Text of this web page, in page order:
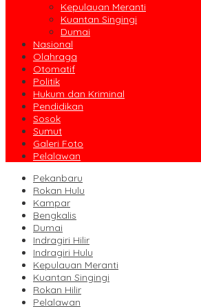
Kepulauan Meranti
Kuantan Singingi
Dumai
Nasional
Olahraga
Otomatif
Politik
Hukum dan Kriminal
Pendidikan
Sosok
Sumut
Galeri Foto
Pelalawan
Pekanbaru
Rokan Hulu
Kampar
Bengkalis
Dumai
Indragiri Hilir
Indragiri Hulu
Kepulauan Meranti
Kuantan Singingi
Rokan Hilir
Pelalawan